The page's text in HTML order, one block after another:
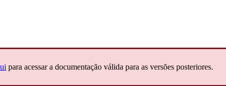
para acessar a documentação válida para as versões posteriores.